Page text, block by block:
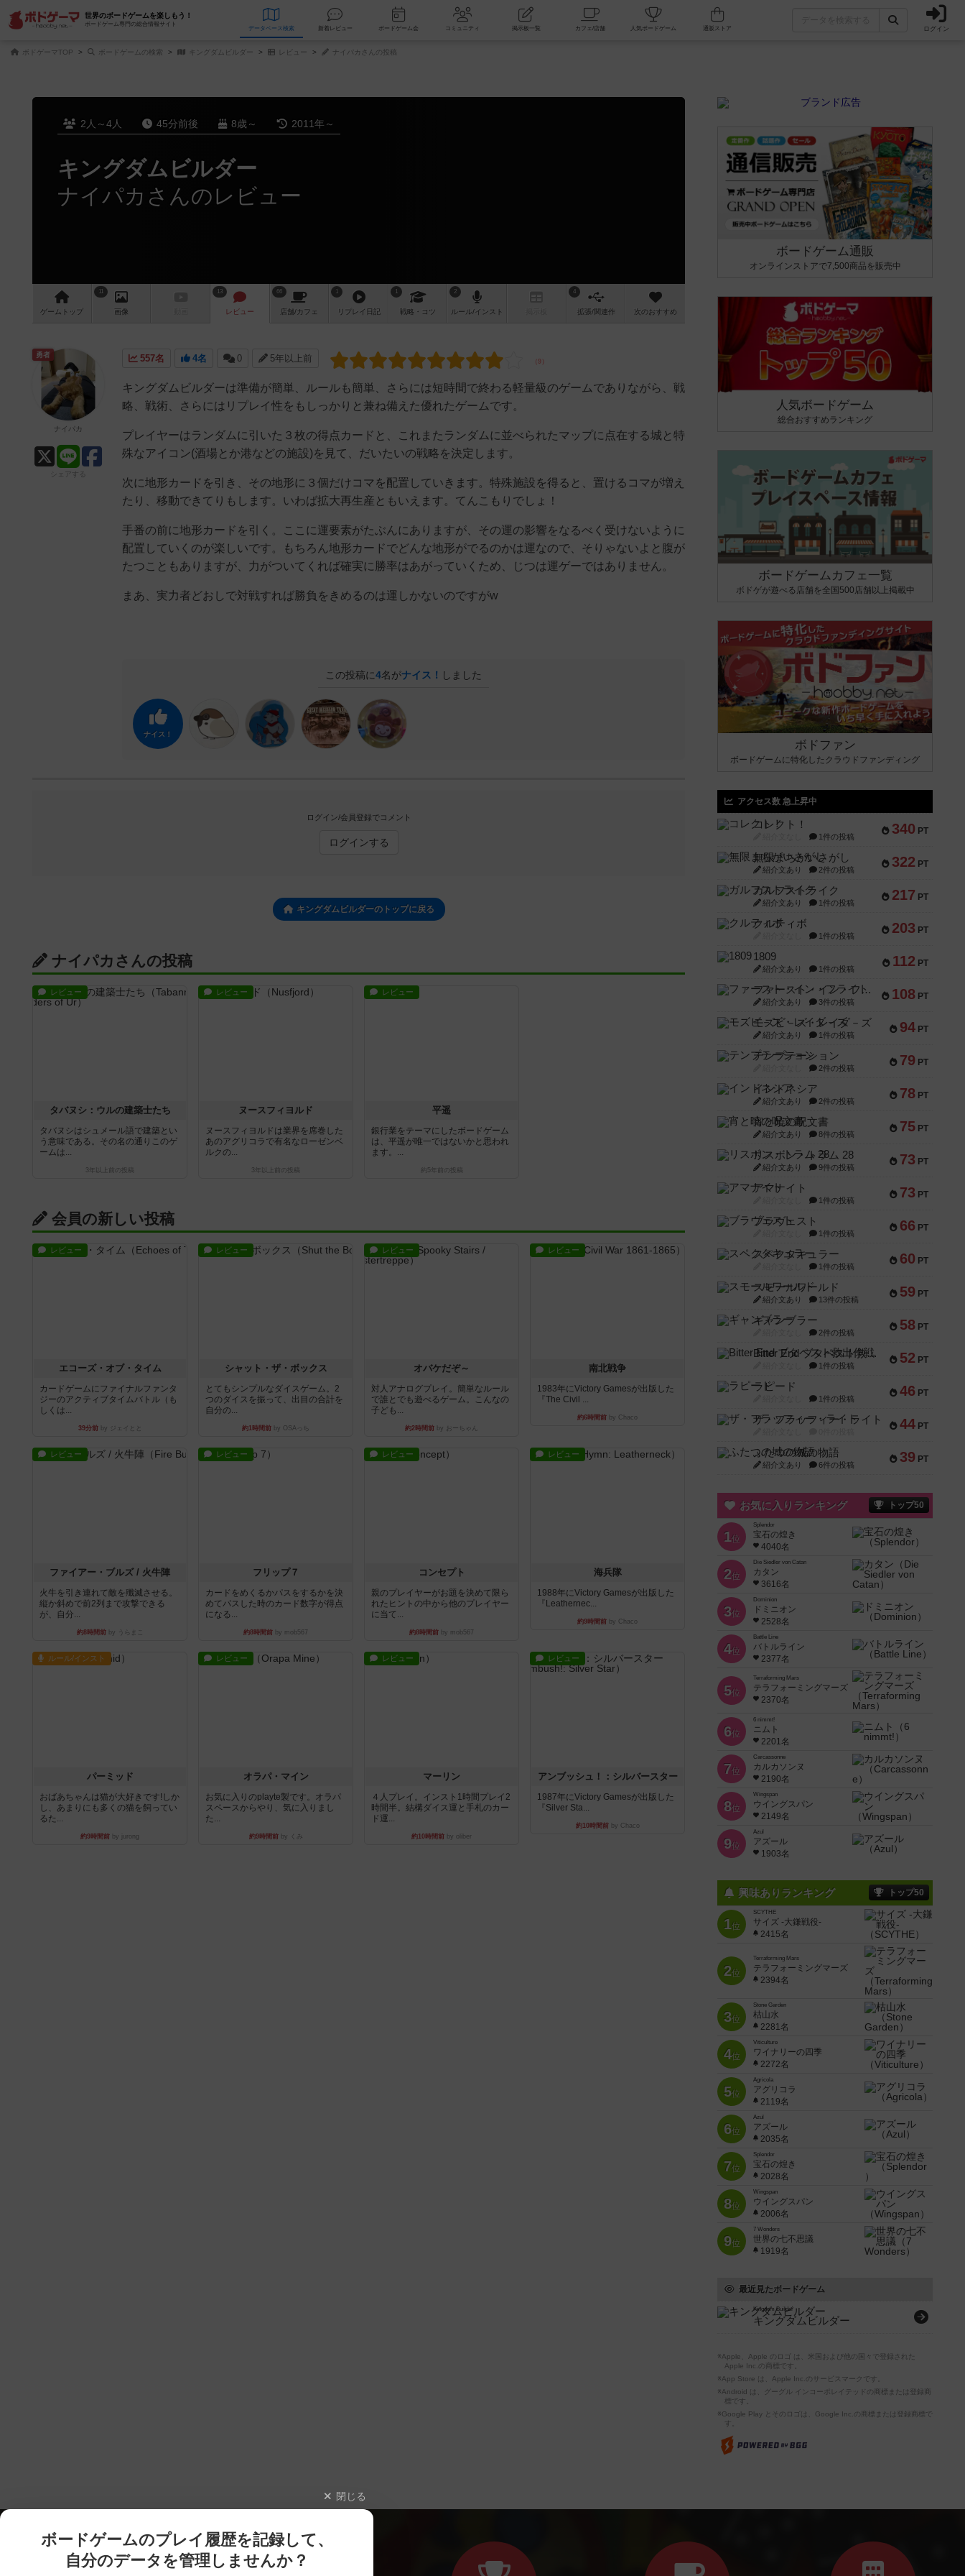
世界のボードゲームを楽しもう！
ボードゲーム専門の総合情報サイト
データベース 検索 新着レビュー ボードゲーム会 コミュニティ 掲示板一覧 カフェ/店舗 人気ボードゲーム ログイン
ボドゲーマTOP ボードゲームの検索 キングダムビルダー レビュー ナイパカさんの投稿
2人～4人 45分前後 8歳～ 2011年～
キングダムビルダー
ナイパカさんのレビュー
ゲーム トップ
11
画像
13
レビュー
66
店舗/カフェ
1
リプレイ 日記
1
戦略 ・コツ
2
ルール/インスト
4
拡張/関連作 次のおすすめ
557名 4名 0 5年以上前
キングダムビルダーは準備が簡単、ルールも簡単、さらには短時間で終わる軽量級のゲームでありながら、戦
略、戦術、さらにはリプレイ性をもしっかりと兼ね備えた優れたゲームです。
プレイヤーはランダムに引いた３枚の得点カードと、これまたランダムに並べられたマップに点在する城と特
殊なアイコン(酒場とか港などの施設)を見て、だいたいの戦略を決定します。
次に地形カードを引き、その地形に３個だけコマを配置していきます。特殊施設を得ると、置けるコマが増え
たり、移動できてりもします。いわば拡大再生産ともいえます。てんこもりでしょ！
手番の前に地形カードを引く。ここに運要素がたぶんにありますが、その運の影響をなるべく受けないように
配置していくのが楽しいです。もちろん地形カードでどんな地形がでるのかは運なので、そりゃないよと腹が
たつこともありますが、力がついてくれば確実に勝率はあがっていくため、じつは運ゲーではありません。
まあ、実力者どおしで対戦すれば勝負をきめるのは運しかないのですがw
この投稿に4名がナイス！ しました
ナイス！
勇者
ナイパカ
シェアする
ログイン/会員登録でコメント
ログインする
キングダムビルダーのトップに戻る
ナイパカさんの投稿
レビュー
タバヌシ：ウルの建築士たち
タバヌシはシュメール語で建築とい
う意味である。その名の通りこのゲ
ームは...
3年以上前 の投稿
レビュー
ヌースフィヨルド
ヌースフィヨルドは業界を席巻した
あのアグリコラで有名なローゼンベ
ルクの...
3年以上前 の投稿
レビュー
平遥
銀行業をテーマにしたボードゲーム
は、平遥が唯一ではないかと思われ
ます。...
約5年前 の投稿
会員の新しい投稿
レビュー
エコーズ・オブ・タイム
カードゲームにファイナルファンタ
ジーのアクティブタイムバトル（も
しくは...
39分前by ジェイとと
レビュー
シャット・ザ・ボックス
とてもシンプルなダイスゲーム。2
つのダイスを振って、出目の合計を
自分の...
約1時間前 by OSAっち
レビュー
オバケだぞ～
対人アナログプレイ。簡単なルール
で誰とでも遊べるゲーム。こんなの
子ども...
約2時間前 by おーちゃん
レビュー
南北戦争
1983年にVictory Gamesが出版した
『The Civil ...
約6時間前 by Chaco
レビュー
ファイアー・ブルズ / 火牛陣
火牛を引き連れて敵を殲滅させる。
縦か斜めで前2列まで攻撃できる
が、自分...
約8時間前by うらまこ
レビュー
フリップ７
カードをめくるかパスをするかを決
めてパスした時のカード数字が得点
になる...
約8時間前 by mob567
レビュー
コンセプト
親のプレイヤーがお題を決めて限ら
れたヒントの中から他のプレイヤー
に当て...
約8時間前 by mob567
レビュー
海兵隊
1988年にVictory Gamesが出版した
『Leathernec...
約9時間前 by Chaco
ルール/インスト
パーミッド
おばあちゃんは猫が大好きです!しか
し、あまりにも多くの猫を飼ってい
るた...
約9時間前 by jurong
レビュー
オラパ・マイン
お気に入りのplayte製です。オラパ
スペースからやり、気に入りまし
た...
約9時間前by くみ
レビュー
マーリン
４人プレイ。インスト1時間プレイ2
時間半。結構ダイス運と手札のカー
ド運...
約10時間前 by oliber
レビュー
アンブッシュ！：シルバースター
1987年にVictory Gamesが出版した
『Silver Sta...
約10時間前by Chaco
ボードゲーム通販
オンラインストアで7,500商品を販売中
人気ボードゲーム
総合おすすめランキング
ボードゲームカフェ一覧
ボドゲが遊べる店舗を全国500店舗以上掲載中
ボドファン
ボードゲームに特化したクラウドファンディング
アクセス数 急上昇中
340 PT
コレクト！
1件の投稿
322 PT
無限まちがいさがし
紹介文あり 2件の投稿
217 PT
ガルフストライク
紹介文あり 1件の投稿
203 PT
クルティボ
1件の投稿
112 PT
1809
紹介文あり 1件の投稿
108 PT
ファースト・イン・フライト
紹介文あり 3件の投稿
94 PT
モズビ－ズ・レイダ－ズ
紹介文あり 1件の投稿
79 PT
テンプテーション
2件の投稿
78 PT
インドネシア
紹介文あり 2件の投稿
75 PT
宵と暁の呪文書
紹介文あり 8件の投稿
73 PT
リスボン・トラム 28
紹介文あり 9件の投稿
73 PT
アマナイト
1件の投稿
66 PT
ブラヴェスト
1件の投稿
60 PT
スペクタキュラー
1件の投稿
59 PT
スモールワールド
紹介文あり 13件の投稿
58 PT
ギャンブラー
2件の投稿
52 PT
Bitter End ブタペスト救出作戦
1件の投稿
46 PT
ラピード
1件の投稿
44 PT
ザ・フラッフィー・ライト
39 PT
ふたつの城の物語
紹介文あり 6件の投稿
お気に入りランキング トップ50
1位
Splendor
宝石の煌き
4040名
2位
Die Siedler von Catan
カタン
3616名
3位
Dominion
ドミニオン
2528名
4位
Battle Line
バトルライン
2377名
5位
Terraforming Mars
テラフォーミングマーズ
2370名
6位
6 nimmt!
ニムト
2201名
7位
Carcassonne
カルカソンヌ
2190名
8位
Wingspan
ウイングスパン
2149名
9位
Azul
アズール
1903名
興味ありランキング トップ50
1位
SCYTHE
サイズ -大鎌戦役-
2415名
2位
Terraforming Mars
テラフォーミングマーズ
2394名
3位
Stone Garden
枯山水
2281名
4位
Viticulture
ワイナリーの四季
2272名
5位
Agricola
アグリコラ
2119名
6位
Azul
アズール
2035名
7位
Splendor
宝石の煌き
2028名
8位
Wingspan
ウイングスパン
2006名
9位
7 Wonders
世界の七不思議
1919名
最近見たボードゲーム
Kingdom Builder
キングダムビルダー
※Apple、Apple のロゴ は、米国および他の国々で登録された
Apple Inc.の商標です。
※App Store は、Apple Inc.のサービスマークです。
※Android は、グーグル インコーポレイテッドの商標または登録商
標です。
※Google Play とそのロゴは、Google Inc.の商標または登録商標で
す。
閉じる
ボードゲームのプレイ履歴を記録して、
自分のデータを管理しませんか？